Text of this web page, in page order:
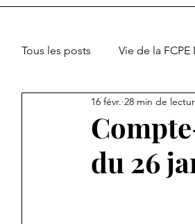
Tous les posts Vie de la FCPE
Témoignage
du 26
16 févr. 28 min de